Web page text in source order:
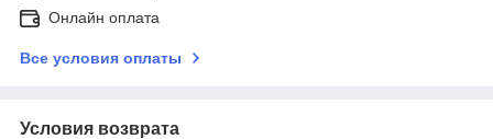
Онлайн оплата
Все условия оплаты
Условия возврата